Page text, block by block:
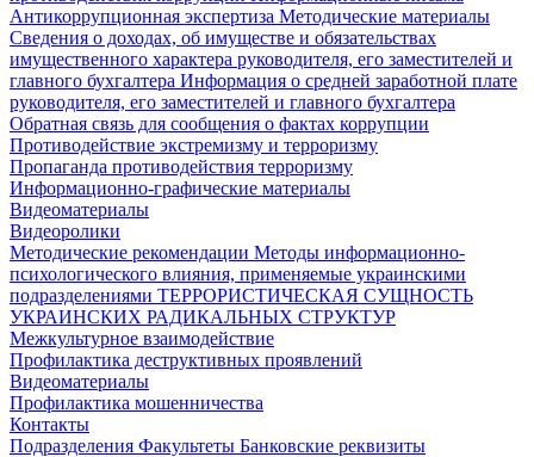
Антикоррупционная экспертиза Методические материалы
Сведения о доходах, об имуществе и обязательствах
имущественного характера руководителя, его заместителей и
главного бухгалтера Информация о средней заработной плате
руководителя, его заместителей и главного бухгалтера
Обратная связь для сообщения о фактах коррупции
Противодействие экстремизму и терроризму
Пропаганда противодействия терроризму
Информационно-графические материалы
Видеоматериалы
Видеоролики
Методические рекомендации Методы информационно-
психологического влияния, применяемые украинскими
подразделениями ТЕРРОРИСТИЧЕСКАЯ СУЩНОСТЬ
УКРАИНСКИХ РАДИКАЛЬНЫХ СТРУКТУР
Межкультурное взаимодействие
Профилактика деструктивных проявлений
Видеоматериалы
Профилактика мошенничества
Контакты
Подразделения Факультеты Банковские реквизиты